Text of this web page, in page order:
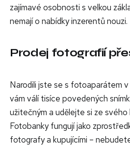
zajímavé osobnosti s velkou
nemají o nabídky inzerentů nouzi.
Prodej fotografií
Narodili jste se s fotoaparátem v
vám válí tisíce povedených
užitečným a udělejte si ze svého
Fotobanky fungují jako
fotografy a kupujícími –